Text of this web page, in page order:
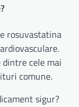
rosuvastatina
cele mai
comune.
sigur?